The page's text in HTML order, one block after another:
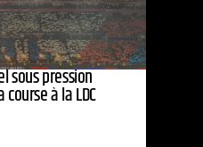
sous pression
à la LDC